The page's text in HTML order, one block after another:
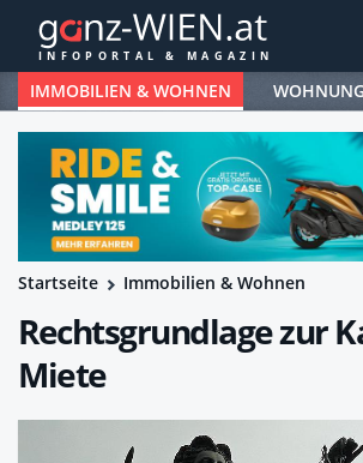
IMMOBILIEN & WOHNEN
Startseite Immobilien & Wohnen
Rechtsgrundlage zur
Miete